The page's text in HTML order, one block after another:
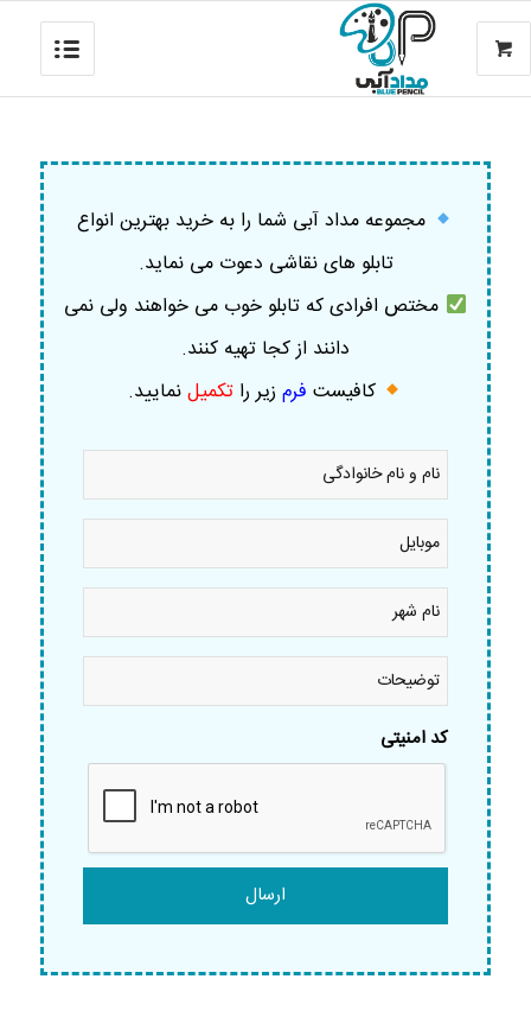
مجموعه مداد آبی شما را به خرید بهترین انواع
تابلو های نقاشی دعوت می نماید.
مختص افرادی که تابلو خوب می خواهند ولی نمی
دانند از کجا تهیه کنند.
کافیست فرم زیر را تکمیلنمایید.
نام
نام
خانوادگی
موبایل
نام
شهر *
توضیحات
کد امنیتی